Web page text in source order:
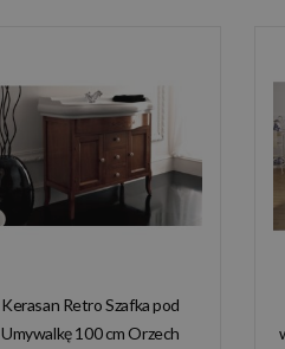
Kerasan Retro Szafka pod
Umywalkę 100 cm Orzech